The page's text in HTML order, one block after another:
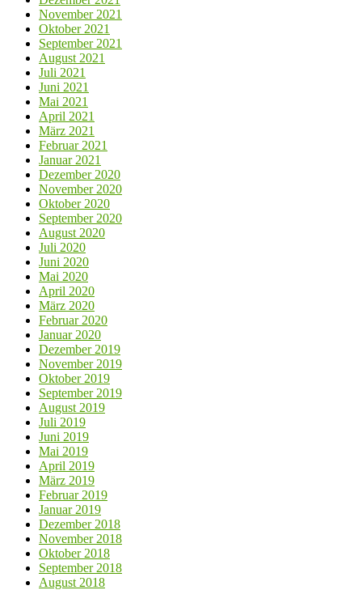
November 2021
Oktober 2021
September 2021
August 2021
Juli 2021
Juni 2021
Mai 2021
April 2021
März 2021
Februar 2021
Januar 2021
Dezember 2020
November 2020
Oktober 2020
September 2020
August 2020
Juli 2020
Juni 2020
Mai 2020
April 2020
März 2020
Februar 2020
Januar 2020
Dezember 2019
November 2019
Oktober 2019
September 2019
August 2019
Juli 2019
Juni 2019
Mai 2019
April 2019
März 2019
Februar 2019
Januar 2019
Dezember 2018
November 2018
Oktober 2018
September 2018
August 2018